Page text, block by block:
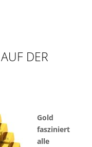
DER
Gold
fasziniert
alle